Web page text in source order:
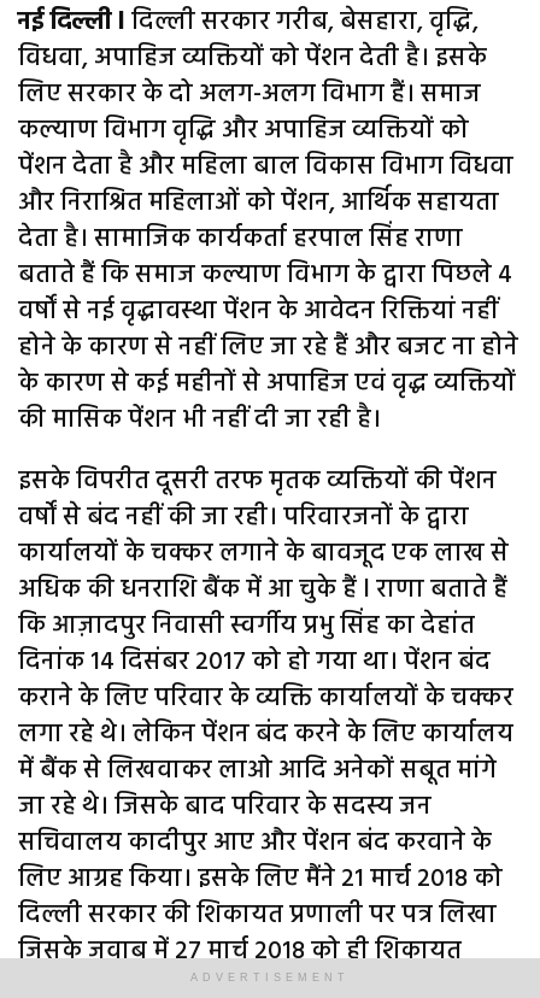
नई दिल्ली lदिल्ली सरकार गरीब, बेसहारा, वृद्धि,
विधवा, अपाहिज व्यक्तियों को पेंशन देती है। इसके
लिए सरकार के दो अलग-अलग विभाग हैं। समाज
कल्याण विभाग वृद्धि और अपाहिज व्यक्तियों को
पेंशन देता है और महिला बाल विकास विभाग विधवा
और निराश्रित महिलाओं को पेंशन, आर्थिक सहायता
देता है। सामाजिक कार्यकर्ता हरपाल सिंह राणा
बताते हैं कि समाज कल्याण विभाग के द्वारा पिछले 4
वर्षों से नई वृद्धावस्था पेंशन के आवेदन रिक्तियां नहीं
होने के कारण से नहीं लिए जा रहे हैं और बजट ना होने
के कारण से कई महीनों से अपाहिज एवं वृद्ध व्यक्तियों
की मासिक पेंशन भी नहीं दी जा रही है।
इसके विपरीत दूसरी तरफ मृतक व्यक्तियों की पेंशन
वर्षों से बंद नहीं की जा रही। परिवारजनों के द्वारा
कार्यालयों के चक्कर लगाने के बावजूद एक लाख से
अधिक की धनराशि बैंक में आ चुके हैं l राणा बताते हैं
कि आज़ादपुर निवासी स्वर्गीय प्रभु सिंह का देहांत
दिनांक 14 दिसंबर 2017 को हो गया था। पेंशन बंद
कराने के लिए परिवार के व्यक्ति कार्यालयों के चक्कर
लगा रहे थे। लेकिन पेंशन बंद करने के लिए कार्यालय
में बैंक से लिखवाकर लाओ आदि अनेकों सबूत मांगे
जा रहे थे। जिसके बाद परिवार के सदस्य जन
सचिवालय कादीपुर आए और पेंशन बंद करवाने के
लिए आग्रह किया। इसके लिए मैंने 21 मार्च 2018 को
दिल्ली सरकार की शिकायत प्रणाली पर पत्र लिखा
जिसके जवाब में 27 मार्च 2018 को ही शिकायत
प्रणाली के माध्यम से एक पत्र प्राप्त हुआ। जिसमें
ADVERTISEMENT